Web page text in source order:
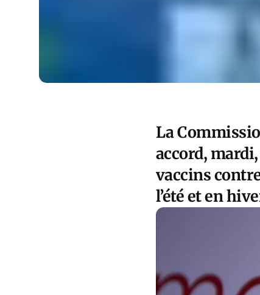
La
accord,
vaccins
l’été et en